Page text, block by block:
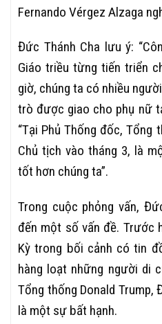
Fernando Vérgez Alzaga
Đức Thánh Cha lưu ý:
Giáo triều từng tiến triển
giờ, chúng ta có nhiều
trò được giao cho phụ nữ
“Tại Phủ Thống đốc,
Chủ tịch vào tháng 3, là
tốt hơn chúng ta”.
Trong cuộc phỏng vấn,
đến một số vấn đề. Trước
Kỳ trong bối cảnh có tin
hàng loạt những người di
Tổng thống Donald Trump,
là một sự bất hạnh.